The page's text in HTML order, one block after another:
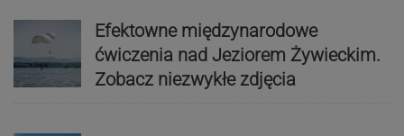
Efektowne międzynarodowe
ćwiczenia nad Jeziorem Żywieckim.
Zobacz niezwykłe zdjęcia